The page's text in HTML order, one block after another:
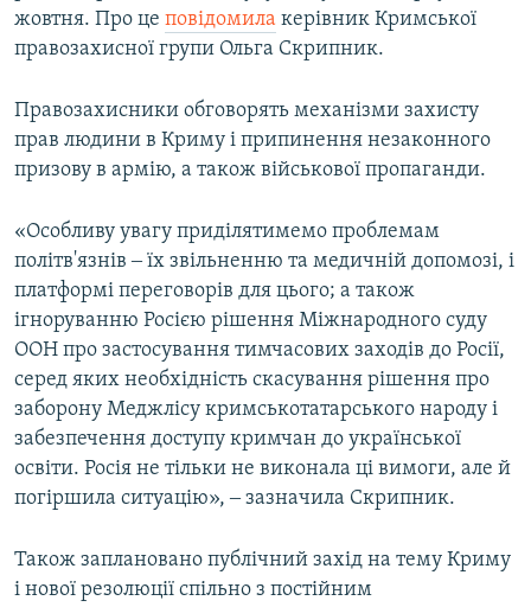
жовтня. Про це повідомила керівник Кримської
правозахисної групи Ольга Скрипник.
Правозахисники обговорять механізми захисту
прав людини в Криму і припинення незаконного
призову в армію, а також військової пропаганди.
«Особливу увагу приділятимемо проблемам
політв'язнів ‒ їх звільненню та медичній допомозі, і
платформі переговорів для цього; а також
ігноруванню Росією рішення Міжнародного суду
ООН про застосування тимчасових заходів до Росії,
серед яких необхідність скасування рішення про
заборону Меджлісу кримськотатарського народу і
забезпечення доступу кримчан до української
освіти. Росія не тільки не виконала ці вимоги, але й
погіршила ситуацію», ‒ зазначила Скрипник.
Також заплановано публічний захід на тему Криму
і нової резолюції спільно з постійним